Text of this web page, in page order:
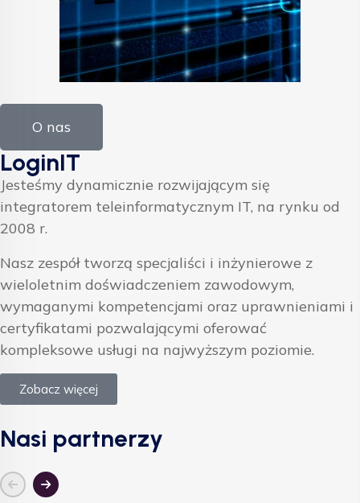
O nas
LoginIT
Jesteśmy dynamicznie rozwijającym się
integratorem teleinformatycznym IT, na rynku od
2008 r.
Nasz zespół tworzą specjaliści i inżynierowe z
wieloletnim doświadczeniem zawodowym,
wymaganymi kompetencjami oraz uprawnieniami i
certyfikatami pozwalającymi oferować
kompleksowe usługi na najwyższym poziomie.
Zobacz więcej
Nasi partnerzy